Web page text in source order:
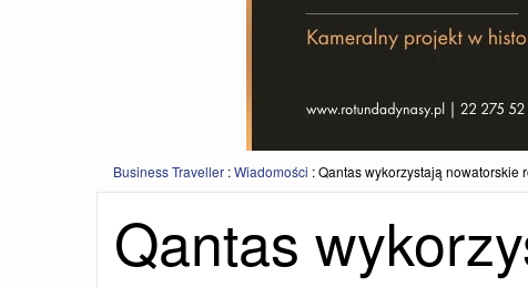
Business Traveller :Wiadomości :Qantas wykorzystają nowatorskie
Qantas